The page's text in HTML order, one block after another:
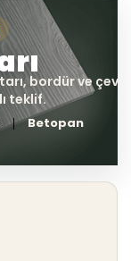
Betopan